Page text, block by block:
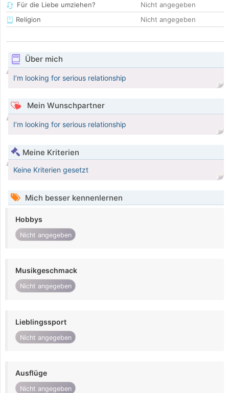
Für die Liebe umziehen?
Nicht angegeben
Religion
Nicht angegeben
Über mich
I’m looking for serious relationship
Mein Wunschpartner
I’m looking for serious relationship
Meine Kriterien
Keine Kriterien gesetzt
Mich besser kennenlernen
Hobbys
Nicht angegeben
Musikgeschmack
Nicht angegeben
Lieblingssport
Nicht angegeben
Ausflüge
Nicht angegeben